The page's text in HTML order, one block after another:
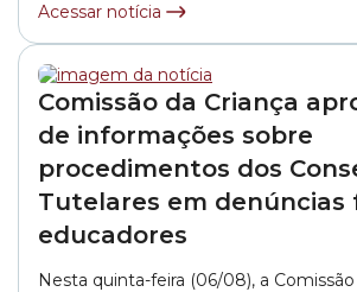
Acessar notícia
Comissão da Criança
de informações sobre
procedimentos dos
Tutelares em denúncias
educadores
Nesta quinta-feira (06/08), a